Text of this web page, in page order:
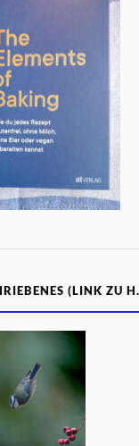
(LINK ZU